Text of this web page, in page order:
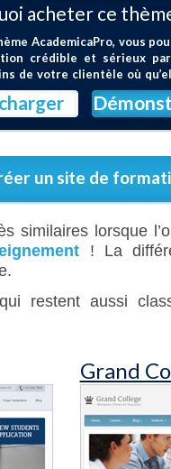
acheter ce
AcademicaPro, vous
crédible et sérieux
de votre clientèle où
un site de
similaires lorsque
! La
restent aussi
Grand